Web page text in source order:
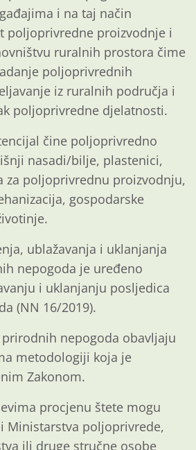
i na taj način
poljoprivredne proizvodnje i
ruralnih prostora čime
poljoprivrednih
iz ruralnih područja i
poljoprivredne djelatnosti.
čine poljoprivredno
nasadi/bilje, plastenici,
za poljoprivrednu proizvodnju,
gospodarske
ublažavanja i uklanjanja
nepogoda je uređeno
i uklanjanju posljedica
(NN 16/2019).
nepogoda obavljaju
metodologiji koja je
Zakonom.
procjenu štete mogu
Ministarstva poljoprivrede,
ili druge stručne osobe